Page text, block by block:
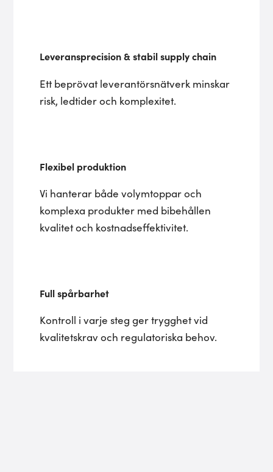
Leveransprecision & stabil supply chain
Ett beprövat leverantörsnätverk minskar
risk, ledtider och komplexitet.
Flexibel produktion
Vi hanterar både volymtoppar och
komplexa produkter med bibehållen
kvalitet och kostnadseffektivitet.
Full spårbarhet
Kontroll i varje steg ger trygghet vid
kvalitetskrav och regulatoriska behov.